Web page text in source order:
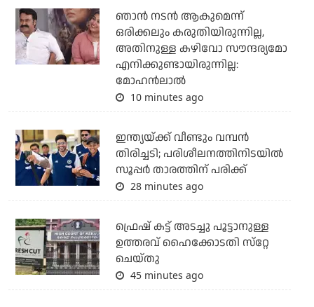
ഞാൻ നടൻ ആകുമെന്ന്
ഒരിക്കലും കരുതിയിരുന്നില്ല,
അതിനുള്ള കഴിവോ സൗന്ദര്യമോ
എനിക്കുണ്ടായിരുന്നില്ല:
മോഹൻലാൽ
10 minutes ago
ഇന്ത്യയ്ക്ക് വീണ്ടും വമ്പന്‍
തിരിച്ചടി; പരിശീലനത്തിനിടയില്‍
സൂപ്പര്‍ താരത്തിന് പരിക്ക്
28 minutes ago
ഫ്രെഷ് കട്ട് അടച്ചു പൂട്ടാനുള്ള
ഉത്തരവ് ഹൈക്കോടതി സ്‌റ്റേ
ചെയ്തു
45 minutes ago